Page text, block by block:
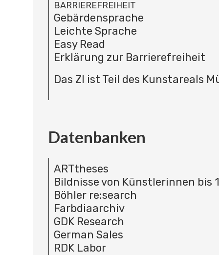
BARRIEREFREIHEIT
Gebärdensprache
Leichte Sprache
Easy Read
Erklärung zur Barrierefreiheit
Das ZI ist Teil des Kunstareals
Datenbanken
ARTtheses
Bildnisse von Künstlerinnen bis
Böhler re:search
Farbdiaarchiv
GDK Research
German Sales
RDK Labor